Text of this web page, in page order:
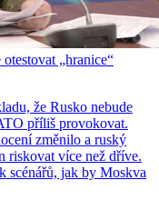
„hranice“
že Rusko nebude
příliš provokovat.
změnilo a ruský
riskovat více než dříve.
scénářů, jak by Moskva